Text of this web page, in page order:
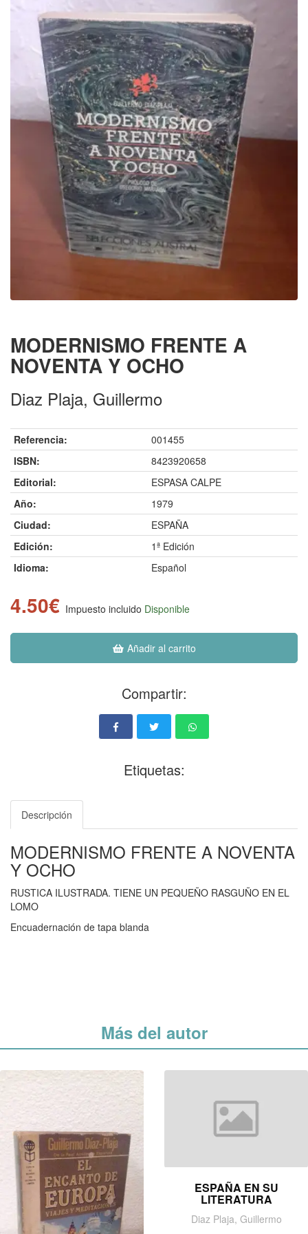
MODERNISMO FRENTE A
NOVENTA Y OCHO
Diaz Plaja, Guillermo
Referencia:
001455
ISBN:
8423920658
Editorial:
ESPASA CALPE
Año:
1979
Ciudad:
ESPAÑA
Edición:
1ª Edición
Idioma:
Español
4.50€ Impuesto incluido Disponible
Añadir al carrito
Compartir:
Etiquetas:
Descripción
MODERNISMO FRENTE A NOVENTA
Y OCHO
RUSTICA ILUSTRADA. TIENE UN PEQUEÑO RASGUÑO EN EL
LOMO
Encuadernación de tapa blanda
Más del autor
ESPAÑA EN SU
LITERATURA
Diaz Plaja, Guillermo